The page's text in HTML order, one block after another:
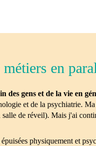
en
des gens et de la vie en
et de la psychiatrie.
de réveil). Mais j'ai
physiquement et